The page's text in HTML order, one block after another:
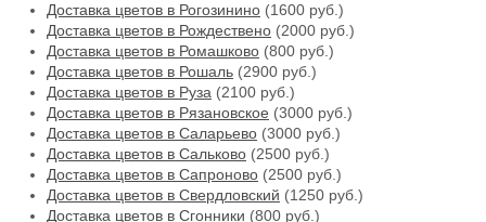
Доставка цветов в Рогозинино (1600 руб.)
Доставка цветов в Рождествено (2000 руб.)
Доставка цветов в Ромашково (800 руб.)
Доставка цветов в Рошаль (2900 руб.)
Доставка цветов в Руза (2100 руб.)
Доставка цветов в Рязановское (3000 руб.)
Доставка цветов в Саларьево (3000 руб.)
Доставка цветов в Сальково (2500 руб.)
Доставка цветов в Сапроново (2500 руб.)
Доставка цветов в Свердловский (1250 руб.)
Доставка цветов в Сгонники (800 руб.)